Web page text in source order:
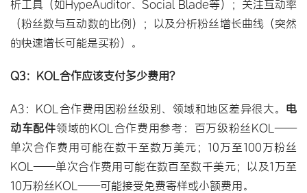
析工具（如HypeAuditor、Social Blade等）；关注互动率
（粉丝数与互动数的比例）；以及分析粉丝增长曲线（突然
的快速增长可能是买粉）。
Q3：KOL合作应该支付多少费用？
A3：KOL合作费用因粉丝级别、领域和地区差异很大。 电
动车配件领域的KOL合作费用参考：百万级粉丝KOL——
单次合作费用可能在数千至数万美元；10万至100万粉丝
KOL——单次合作费用可能在数百至数千美元；以及1万至
10万粉丝KOL——可能接受免费寄样或小额费用。